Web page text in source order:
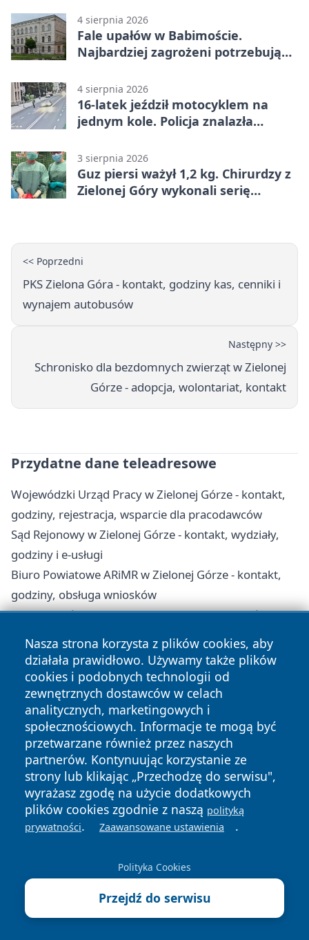
4 sierpnia 2026
Fale upałów w Babimoście.
Najbardziej zagrożeni potrzebują
4 sierpnia 2026
16-latek jeździł motocyklem na
jednym kole. Policja znalazła
3 sierpnia 2026
Guz piersi ważył 1,2 kg. Chirurdzy z
Zielonej Góry wykonali serię
<< Poprzedni
PKS Zielona Góra - kontakt, godziny kas, cenniki i
wynajem autobusów
Następny >>
Schronisko dla bezdomnych zwierząt w Zielonej
Górze - adopcja, wolontariat, kontakt
Przydatne dane teleadresowe
Wojewódzki Urząd Pracy w Zielonej Górze - kontakt,
godziny, rejestracja, wsparcie dla pracodawców
Sąd Rejonowy w Zielonej Górze - kontakt, wydziały,
godziny i e-usługi
Biuro Powiatowe ARiMR w Zielonej Górze - kontakt,
godziny, obsługa wniosków
Parafia Najświętszego Zbawiciela w Zielonej Górze -
msze, kancelaria, kontakt
Powiatowy Inspektorat Weterynarii w Zielonej Górze -
kontakt, godziny, sprawy
Centrum Kształcenia Zawodowego i Ustawicznego nr
1 "Budowlanka" w Zielonej Górze - kontakt, kierunki i
zapisy
Zareklamuj się na
SPRAWDŹ SZCZEGÓŁY
Nasza strona korzysta z plików cookies, aby
działała prawidłowo. Używamy także plików
cookies i podobnych technologii od
zewnętrznych dostawców w celach
analitycznych, marketingowych i
społecznościowych. Informacje te mogą być
przetwarzane również przez naszych
partnerów. Kontynuując korzystanie ze
strony lub klikając „Przechodzę do serwisu",
wyrażasz zgodę na użycie dodatkowych
plików cookies zgodnie z naszą polityką
prywatności. Zaawansowane ustawienia .
Polityka Cookies
Przejdź do serwisu